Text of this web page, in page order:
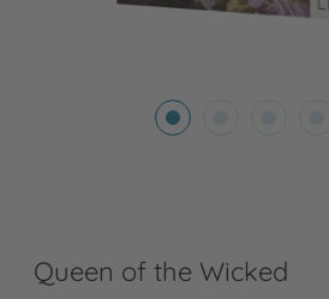
Queen of the Wicked